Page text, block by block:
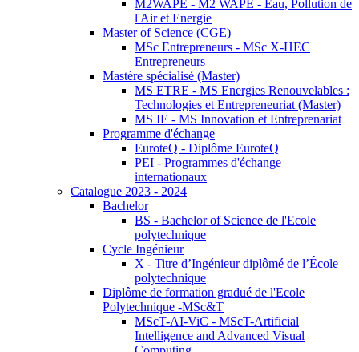
M2WAPE - M2 WAPE - Eau, Pollution de
l'Air et Energie
Master of Science (CGE)
MSc Entrepreneurs - MSc X-HEC
Entrepreneurs
Mastère spécialisé (Master)
MS ETRE - MS Energies Renouvelables :
Technologies et Entrepreneuriat (Master)
MS IE - MS Innovation et Entreprenariat
Programme d'échange
EuroteQ - Diplôme EuroteQ
PEI - Programmes d'échange
internationaux
Catalogue 2023 - 2024
Bachelor
BS - Bachelor of Science de l'Ecole
polytechnique
Cycle Ingénieur
X - Titre d’Ingénieur diplômé de l’École
polytechnique
Diplôme de formation gradué de l'Ecole
Polytechnique -MSc&T
MScT-AI-ViC - MScT-Artificial
Intelligence and Advanced Visual